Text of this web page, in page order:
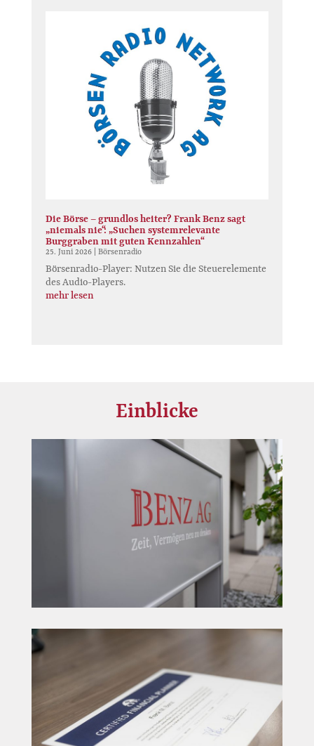
Die Börse – grundlos heiter? Frank Benz sagt
„niemals nie“: „Suchen systemrelevante
Burggraben mit guten Kennzahlen“
25. Juni 2026| Börsenradio
Börsenradio-Player: Nutzen Sie die Steuerelemente
des Audio-Players.
mehr lesen
Einblicke